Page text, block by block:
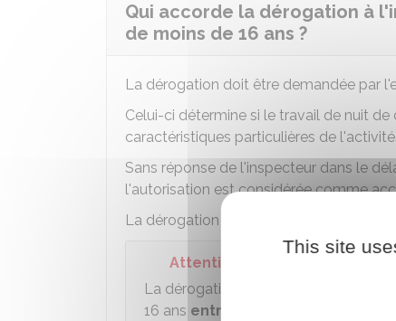
Qui accorde la dérogation à
de moins de 16 ans ?
La dérogation doit être demandée par
Celui-ci détermine si le travail de nuit
caractéristiques particulières de l'activité.
Sans réponse de l'inspecteur dans le
l'autorisation est considérée comme
La dérogation peut être donnée pour
Attention
La dérogation
16 ans entre minuit et 4 heures du
This site